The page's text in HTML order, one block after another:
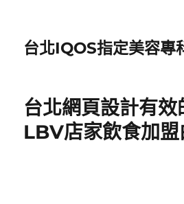
台北IQOS指定美容專
台北網頁設計有
LBV店家飲食加